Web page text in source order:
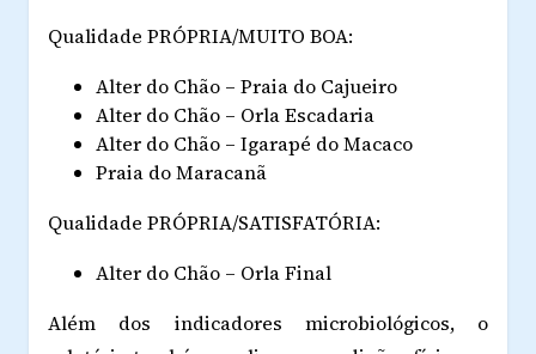
Qualidade PRÓPRIA/MUITO BOA:
Alter do Chão – Praia do Cajueiro
Alter do Chão – Orla Escadaria
Alter do Chão – Igarapé do Macaco
Praia do Maracanã
Qualidade PRÓPRIA/SATISFATÓRIA:
Alter do Chão – Orla Final
Além dos indicadores microbiológicos, o